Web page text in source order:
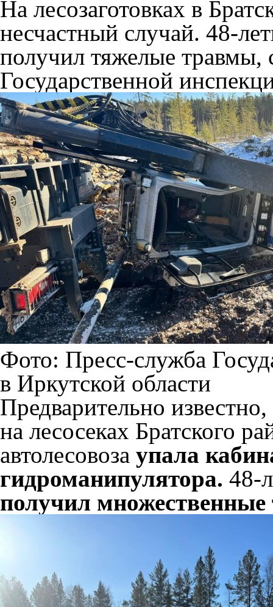
На лесозаготовках в
несчастный случай. 48-
получил тяжелые травмы,
Государственной
Фото: Пресс-служба
в Иркутской области
Предварительно
на лесосеках Братского
автолесовоза упала
гидроманипулятора. 48-
получил